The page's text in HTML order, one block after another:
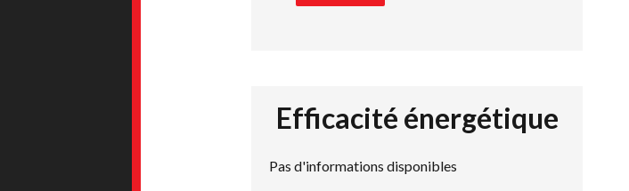
Efficacité énergétique
Pas d'informations disponibles